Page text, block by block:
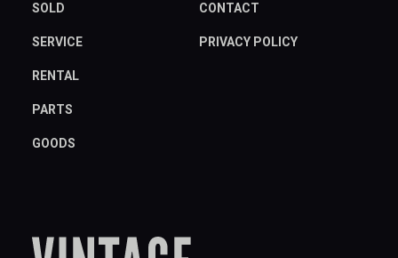
SOLD
SERVICE
RENTAL
PARTS
GOODS
CONTACT
PRIVACY POLICY